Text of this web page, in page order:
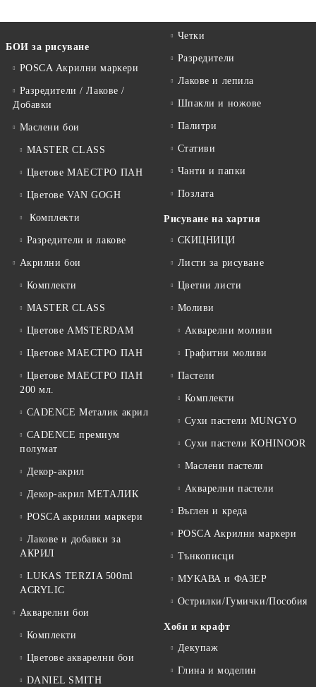
БОИ за рисуване
POSCA Акрилни маркери
Разредители / Лакове /
Добавки
Маслени бои
MASTER CLASS
Цветове МАЕСТРО ПАН
Цветове VAN GOGH
Комплекти
Разредители и лакове
Акрилни бои
Комплекти
MASTER CLASS
Цветове AMSTERDAM
Цветове МАЕСТРО ПАН
Цветове МАЕСТРО ПАН
200 мл.
CADENCE Металик акрил
CADENCE премиум
полумат
Декор-акрил
Декор-акрил МЕТАЛИК
POSCA акрилни маркери
Лакове и добавки за
АКРИЛ
LUKAS TERZIA 500ml
ACRYLIC
Акварелни бои
Комплекти
Цветове акварелни бои
DANIEL SMITH
Четки
Разредители
Лакове и лепила
Шпакли и ножове
Палитри
Стативи
Чанти и папки
Позлата
Рисуване на хартия
СКИЦНИЦИ
Листи за рисуване
Цветни листи
Моливи
Акварелни моливи
Графитни моливи
Пастели
Комплекти
Сухи пастели MUNGYO
Сухи пастели KOHINOOR
Маслени пастели
Акварелни пастели
Въглен и креда
POSCA Акрилни маркери
Тънкописци
МУКАВА и ФАЗЕР
Острилки/Гумички/Пособия
Хоби и крафт
Декупаж
Глина и моделин